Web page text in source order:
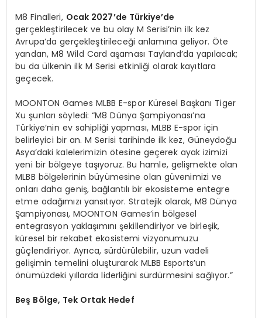
M8 Finalleri, Ocak 2027’de Türkiye’de
gerçekleştirilecek ve bu olay M Serisi’nin ilk kez
Avrupa’da gerçekleştirileceği anlamına geliyor. Öte
yandan, M8 Wild Card aşaması Tayland’da yapılacak;
bu da ülkenin ilk M Serisi etkinliği olarak kayıtlara
geçecek.
MOONTON Games MLBB E-spor Küresel Başkanı Tiger
Xu şunları söyledi: “M8 Dünya Şampiyonası’na
Türkiye’nin ev sahipliği yapması, MLBB E-spor için
belirleyici bir an. M Serisi tarihinde ilk kez, Güneydoğu
Asya’daki kalelerimizin ötesine geçerek ayak izimizi
yeni bir bölgeye taşıyoruz. Bu hamle, gelişmekte olan
MLBB bölgelerinin büyümesine olan güvenimizi ve
onları daha geniş, bağlantılı bir ekosisteme entegre
etme odağımızı yansıtıyor. Stratejik olarak, M8 Dünya
Şampiyonası, MOONTON Games’in bölgesel
entegrasyon yaklaşımını şekillendiriyor ve birleşik,
küresel bir rekabet ekosistemi vizyonumuzu
güçlendiriyor. Ayrıca, sürdürülebilir, uzun vadeli
gelişimin temelini oluşturarak MLBB Esports’un
önümüzdeki yıllarda liderliğini sürdürmesini sağlıyor.”
Beş Bölge, Tek Ortak Hedef